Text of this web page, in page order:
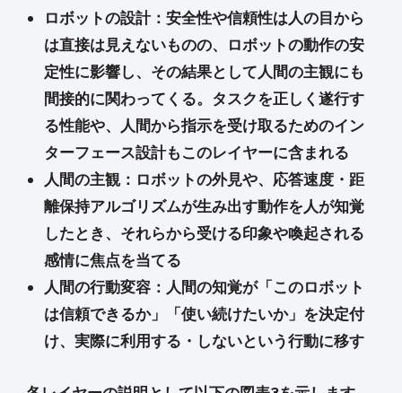
ロボットの設計：安全性や信頼性は人の目から
は直接は見えないものの、ロボットの動作の安
定性に影響し、その結果として人間の主観にも
間接的に関わってくる。タスクを正しく遂行す
る性能や、人間から指示を受け取るためのイン
ターフェース設計もこのレイヤーに含まれる
人間の主観：ロボットの外見や、応答速度・距
離保持アルゴリズムが生み出す動作を人が知覚
したとき、それらから受ける印象や喚起される
感情に焦点を当てる
人間の行動変容：人間の知覚が「このロボット
は信頼できるか」「使い続けたいか」を決定付
け、実際に利用する・しないという行動に移す